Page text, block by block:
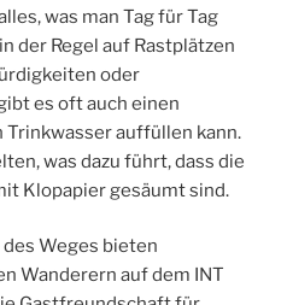
was man Tag für Tag
der Regel auf Rastplätzen
oder
es oft auch einen
Trinkwasser auffüllen kann.
was dazu führt, dass die
Klopapier gesäumt sind.
Weges bieten
Wanderern auf dem INT